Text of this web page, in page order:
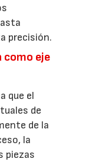
precisión.
como eje
que el
de
de la
la
piezas